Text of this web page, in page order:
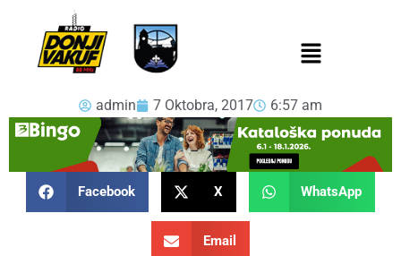
admin 7 Oktobra, 2017 6:57 am
Facebook X WhatsApp
Email